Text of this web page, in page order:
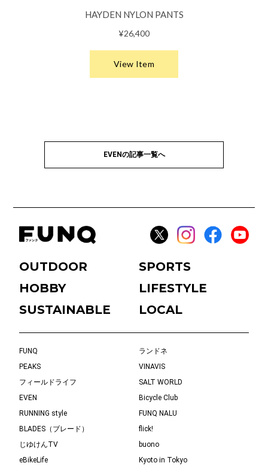
EVENの記事一覧へ
OUTDOOR
SPORTS
HOBBY
LIFESTYLE
SUSTAINABLE
LOCAL
FUNQ
ランドネ
PEAKS
VINAVIS
フィールドライフ
SALT WORLD
EVEN
Bicycle Club
RUNNING style
FUNQ NALU
BLADES（ブレード）
flick!
じゆけんTV
buono
eBikeLife
Kyoto in Tokyo